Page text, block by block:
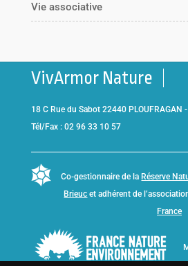
Vie associative
VivArmor Nature
18 C Rue du Sabot 22440 PLOUFRAGAN -
Tél/Fax : 02 96 33 10 57
Co-gestionnaire de la Réserve
Brieuc et adhérent de
France